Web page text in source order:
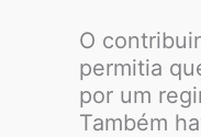
O
permitia
por um
Também